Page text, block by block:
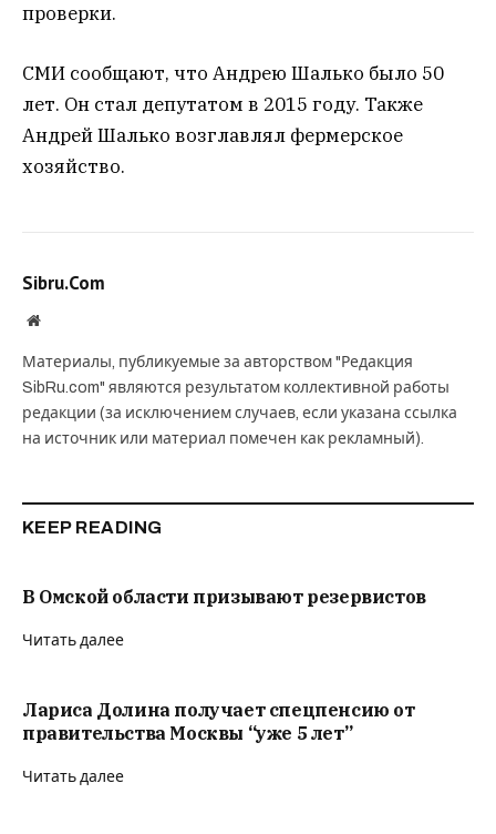
проверки.
СМИ сообщают, что Андрею Шалько было 50
лет. Он стал депутатом в 2015 году. Также
Андрей Шалько возглавлял фермерское
хозяйство.
Sibru.Com
Website
Материалы, публикуемые за авторством "Редакция
SibRu.com" являются результатом коллективной работы
редакции (за исключением случаев, если указана ссылка
на источник или материал помечен как рекламный).
KEEP READING
В Омской области призывают резервистов
Читать далее
Лариса Долина получает спецпенсию от
правительства Москвы “уже 5 лет”
Читать далее